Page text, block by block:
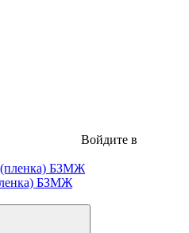
Войдите в
БЗМЖ